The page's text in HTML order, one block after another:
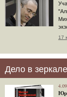
17
Дело в